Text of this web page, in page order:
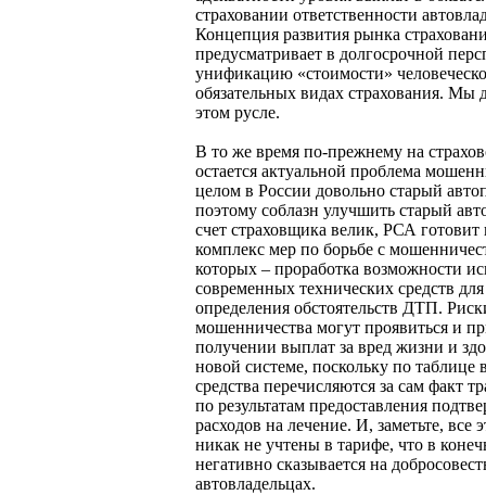
страховании ответственности
Концепция развития рынка
предусматривает в долгосрочной
унификацию «стоимости»
обязательных видах страхования. Мы
этом русле.
В то же время по-прежнему на
остается актуальной проблема
целом в России довольно старый
поэтому соблазн улучшить старый
счет страховщика велик, РСА
комплекс мер по борьбе с
которых – проработка возможности
современных технических средств для
определения обстоятельств ДТП.
мошенничества могут проявиться и
получении выплат за вред жизни и
новой системе, поскольку по таблице
средства перечисляются за сам факт
по результатам предоставления
расходов на лечение. И, заметьте, все
никак не учтены в тарифе, что в
негативно сказывается на
автовладельцах.